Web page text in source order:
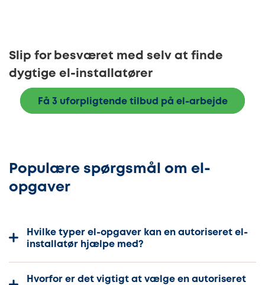
Slip for besværet med selv at finde
dygtige el-installatører
Få 3 uforpligtende tilbud på el-arbejde
Populære spørgsmål om el-
opgaver
Hvilke typer el-opgaver kan en autoriseret el-
installatør hjælpe med?
Hvorfor er det vigtigt at vælge en autoriseret